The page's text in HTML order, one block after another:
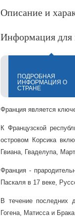
Описание и
Информация для
ПОДРОБНАЯ
ИНФОРМАЦИЯ О
СТРАНЕ
Франция является
К Французской
островом Корсика
Гвиана, Гваделупа,
Франция -
Паскаля в 17 веке,
В течение последних
Гогена, Матисса и